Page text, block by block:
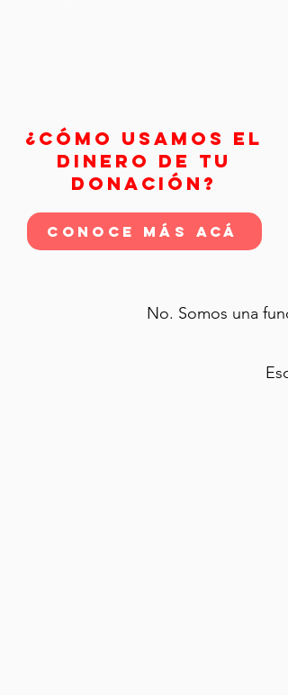
Claro que sí. Puedes
No. Somos una
¿CÓMO USAMOS EL
DINERO DE TU
DONACIÓN?
CONOCE MÁS ACÁ